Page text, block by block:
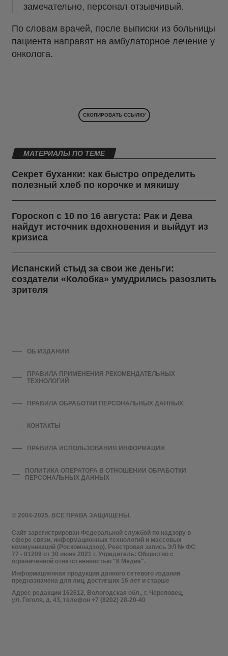
замечательно, персонал отзывчивый.
По словам врачей, после выписки из больницы
пациента направят на амбулаторное лечение у
онколога.
СКОПИРОВАТЬ ССЫЛКУ
МАТЕРИАЛЫ ПО ТЕМЕ
Секрет буханки: как быстро определить
полезный хлеб по корочке и мякишу
Гороскоп с 10 по 16 августа: Рак и Дева
найдут источник вдохновения и выйдут из
кризиса
Испанский стыд за свои же деньги:
создатели «Колобка» умудрились разозлить
зрителя
© 2004-2025. ВСЕ ПРАВА ЗАЩИЩЕНЫ.
Сайт зарегистрирован Федеральной службой по надзору в
сфере связи, информационных технологий и массовых
коммуникаций (Роскомнадзор). Реестровая запись ЭЛ № ФС
77 - 81209 от 30 июня 2021 г. Учредитель: Общество с
ограниченной ответственностью "К Медиа".
Информационная продукция данного сетевого издания
предназначена для лиц, достигших 16 лет и старше
Адрес редакции 162612, Вологодская обл., г. Череповец,
ул. Гоголя, д. 43, телефон +7 (8202) 28-20-40
ОБ ИЗДАНИИ
ПРАВИЛА ПРИМЕНЕНИЯ РЕКОМЕНДАТЕЛЬНЫХ
ТЕХНОЛОГИЙ
ПРАВИЛА ОБРАБОТКИ ПЕРСОНАЛЬНЫХ ДАННЫХ
КОНТАКТЫ
ПРАВИЛА ИСПОЛЬЗОВАНИЯ ИНФОРМАЦИИ
ПОЛИТИКА ОПЕРАТОРА В ОТНОШЕНИИ ОБРАБОТКИ
ПЕРСОНАЛЬНЫХ ДАННЫХ